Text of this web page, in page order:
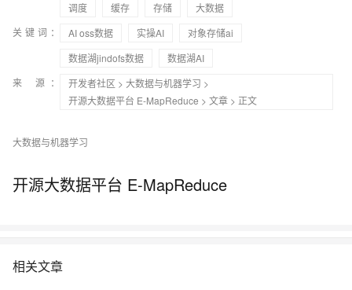
调度
缓存 存储
大数据
关键词：
AI oss数据 实操AI
对象存储ai
数据湖jindofs数据
数据湖AI
来 源：
开发者社区 > 大数据与机器学习 >
开源大数据平台 E-MapReduce > 文章 > 正文
大数据与机器学习
开源大数据平台 E-MapReduce
相关文章